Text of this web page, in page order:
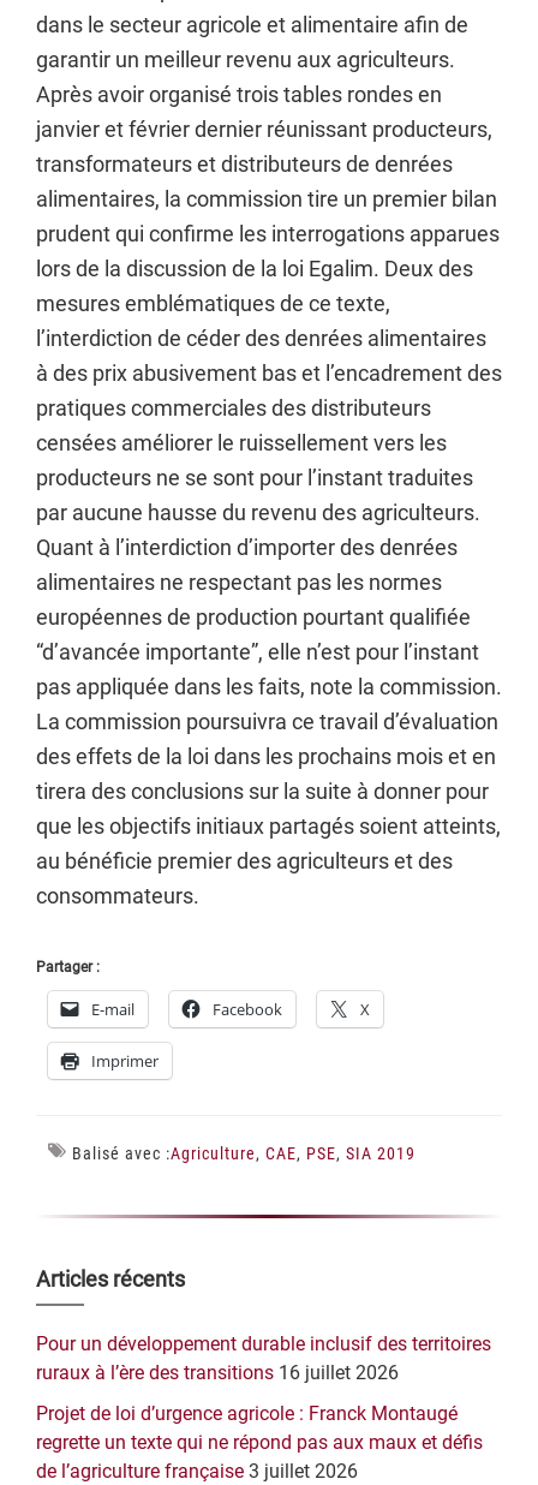
dans le secteur agricole et alimentaire afin de
garantir un meilleur revenu aux agriculteurs.
Après avoir organisé trois tables rondes en
janvier et février dernier réunissant producteurs,
transformateurs et distributeurs de denrées
alimentaires, la commission tire un premier bilan
prudent qui confirme les interrogations apparues
lors de la discussion de la loi Egalim. Deux des
mesures emblématiques de ce texte,
l’interdiction de céder des denrées alimentaires
à des prix abusivement bas et l’encadrement des
pratiques commerciales des distributeurs
censées améliorer le ruissellement vers les
producteurs ne se sont pour l’instant traduites
par aucune hausse du revenu des agriculteurs.
Quant à l’interdiction d’importer des denrées
alimentaires ne respectant pas les normes
européennes de production pourtant qualifiée
“d’avancée importante”, elle n’est pour l’instant
pas appliquée dans les faits, note la commission.
La commission poursuivra ce travail d’évaluation
des effets de la loi dans les prochains mois et en
tirera des conclusions sur la suite à donner pour
que les objectifs initiaux partagés soient atteints,
au bénéficie premier des agriculteurs et des
consommateurs.
Partager :
E-mail Facebook X
Imprimer
Balisé avec :Agriculture, CAE, PSE, SIA 2019
Barre
latérale
principale
Articles récents
Pour un développement durable inclusif des territoires
ruraux à l’ère des transitions 16 juillet 2026
Projet de loi d’urgence agricole : Franck Montaugé
regrette un texte qui ne répond pas aux maux et défis
de l’agriculture française 3 juillet 2026